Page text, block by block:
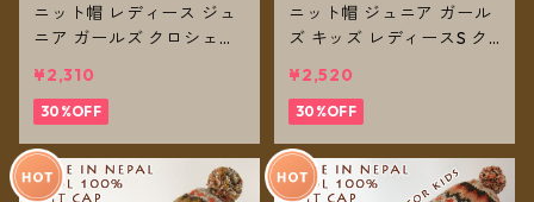
ニット帽 レディース ジュ
ニア ガールズ クロシェッ
パール ウール100% フリ
ース裏地付き 帽子 【メー
¥2,310
30%OFF
ニット帽 ジュニア ガール
ズ キッズ レディースS ク
ンボン ネパール ウール10
0% 耳あて 耳つき フリー
便送料無料】
¥2,520
30%OFF